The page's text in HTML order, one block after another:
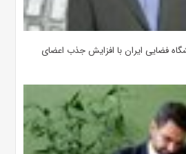
فضایی ایران با افزایش جذب اعضای